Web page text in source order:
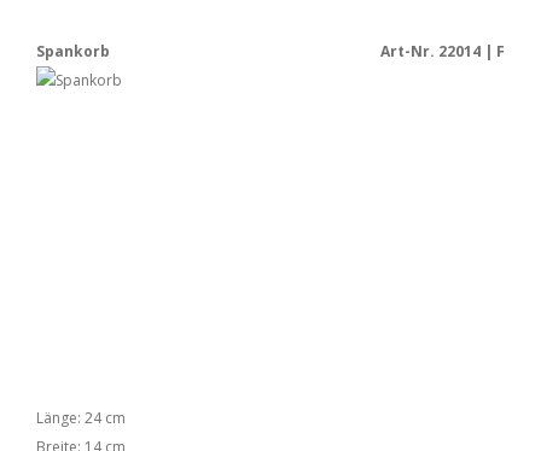
Spankorb Art-Nr. 22014 | F
Länge: 24 cm
Breite: 14 cm